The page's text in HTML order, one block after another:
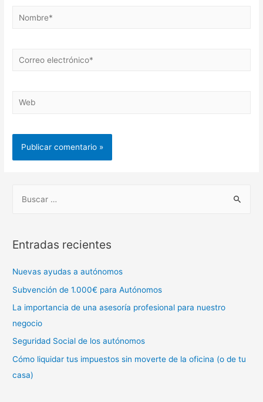
Nombre*
Correo
Web
c
r
:
Entradas recientes
Nuevas ayudas a autónomos
Subvención de 1.000€ para Autónomos
La importancia de una asesoría profesional para nuestro
negocio
Seguridad Social de los autónomos
Cómo liquidar tus impuestos sin moverte de la oficina (o de tu
casa)